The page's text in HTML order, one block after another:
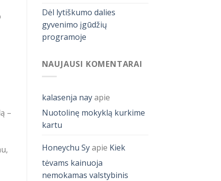
–
Dėl lytiškumo dalies
gyvenimo įgūdžių
programoje
NAUJAUSI KOMENTARAI
kalasenja nayapie
Nuotolinę mokyklą kurkime
kartu
Honeychu Syapie Kiek
tėvams kainuoja
nemokamas valstybinis